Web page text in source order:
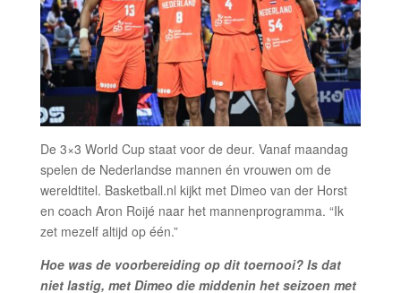
De 3×3 World Cup staat voor de deur. Vanaf maandag
spelen de Nederlandse mannen én vrouwen om de
wereldtitel. Basketball.nl kijkt met Dimeo van der Horst
en coach Aron Roijé naar het mannenprogramma. “Ik
zet mezelf altijd op één.”
Hoe was de voorbereiding op dit toernooi? Is dat
niet lastig, met Dimeo die middenin het seizoen met